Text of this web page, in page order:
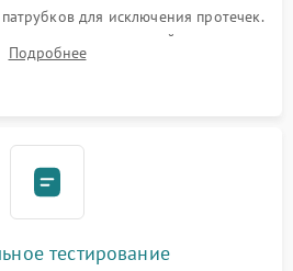
для исключения протечек.
гидравлической системы,
установка датчика поплавка.
Подробнее
тестирование